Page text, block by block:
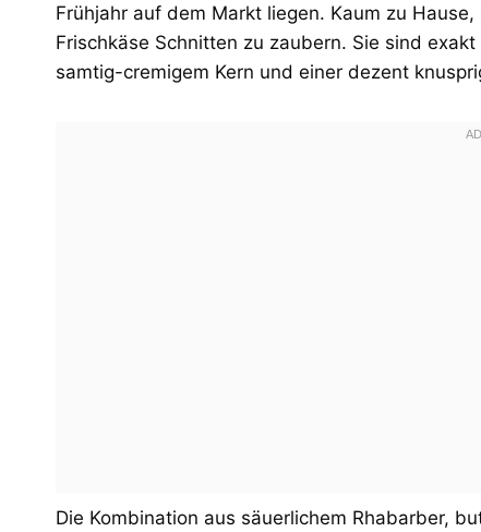
Frühjahr auf dem Markt liegen. Kaum zu
Frischkäse Schnitten zu zaubern. Sie sind
samtig-cremigem Kern und einer dezent
Die Kombination aus säuerlichem Rhabarber,